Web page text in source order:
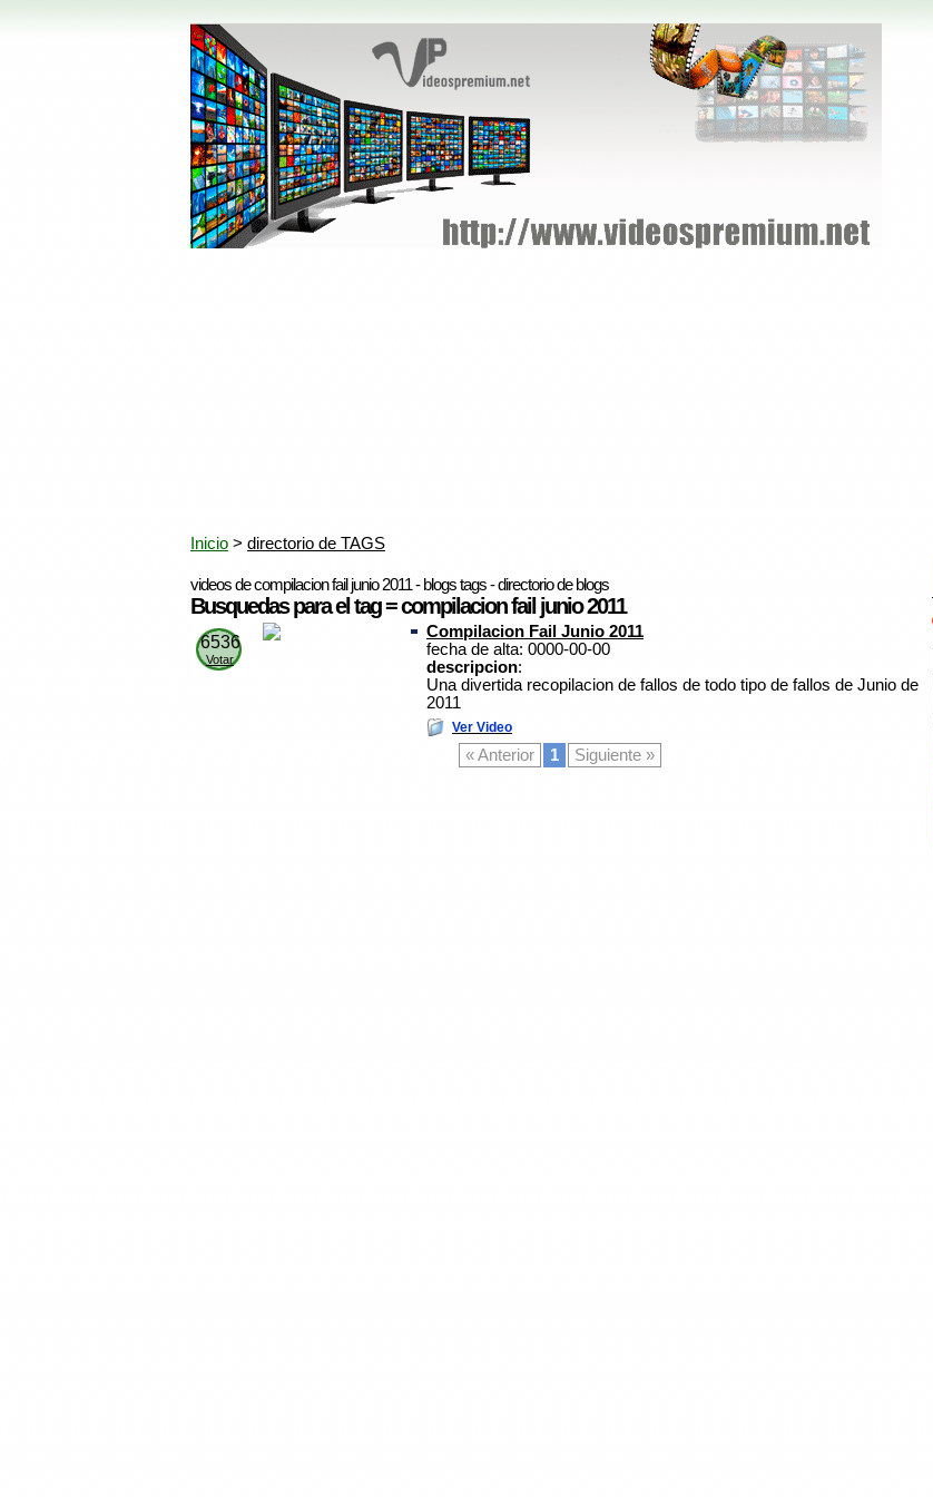
Inicio > directorio de TAGS
videos de compilacion fail junio 2011 - blogs tags - directorio de blogs
Busquedas para el tag = compilacion fail junio 2011
6536
Votar
Compilacion Fail Junio 2011
fecha de alta: 0000-00-00
descripcion:
Una divertida recopilacion de fallos de todo tipo de fallos de Junio de
2011
Ver Video
« Anterior 1 Siguiente »